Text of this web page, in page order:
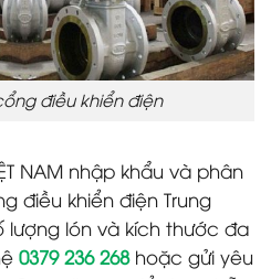
điều khiển điện
NAM nhập khẩu và phân
điều khiển điện Trung
lượng lón và kích thước đa
0379 236 268hoặc gửi yêu